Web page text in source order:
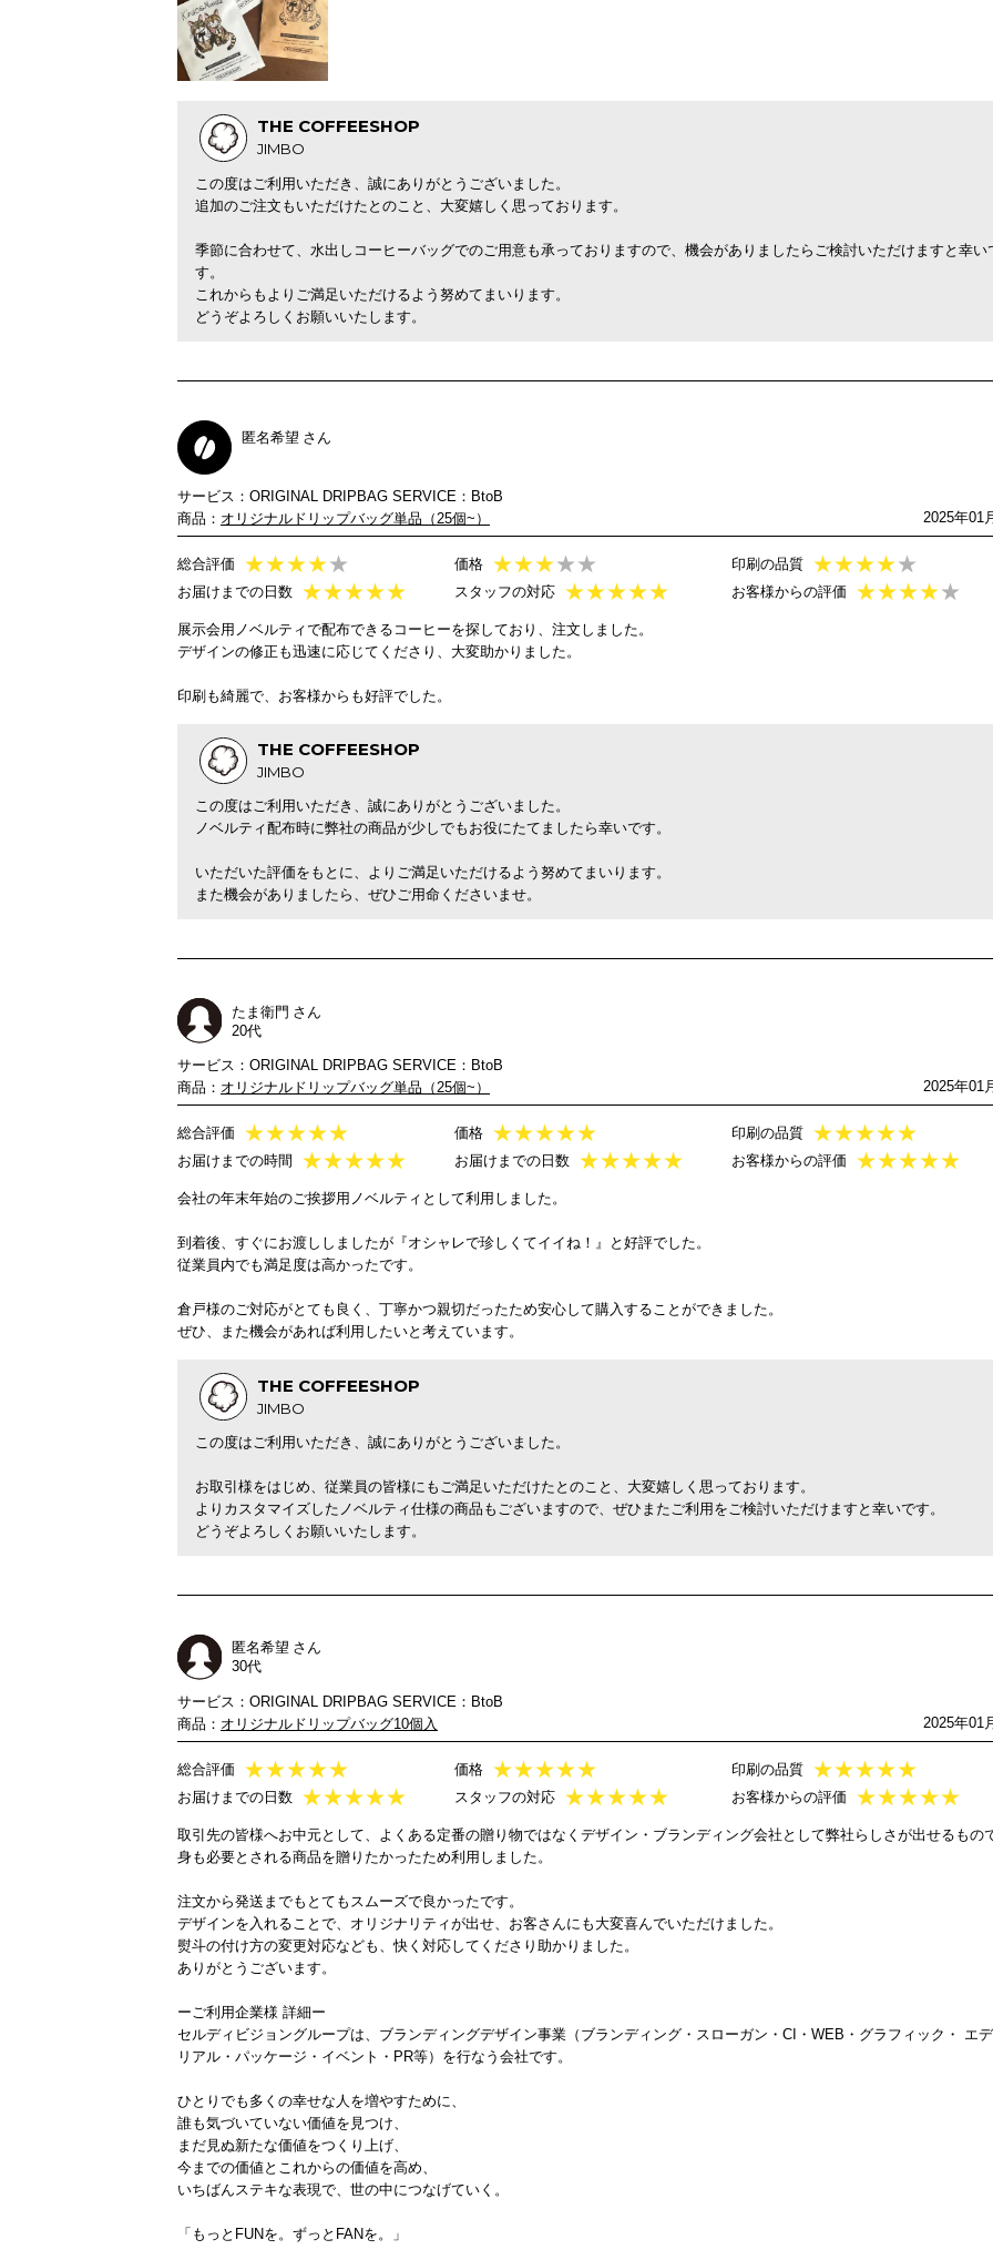
THE COFFEESHOP
JIMBO
この度はご利用いただき、誠にありがとうございました。
追加のご注文もいただけたとのこと、大変嬉しく思っております。
季節に合わせて、水出しコーヒーバッグでのご用意も承っておりますので、機会がありましたらご検討いただけますと幸い
す。
これからもよりご満足いただけるよう努めてまいります。
どうぞよろしくお願いいたします。
匿名希望 さん
サービス：ORIGINAL DRIPBAG SERVICE：BtoB
商品： オリジナルドリップバッグ単品（25個~） 2025年01
総合評価 ★★★★★ 価格 ★★★★★ 印刷の品質 ★★★★★
お届けまでの日数 ★★★★★ スタッフの対応 ★★★★★ お客様からの評価 ★★★★★
展示会用ノベルティで配布できるコーヒーを探しており、注文しました。
デザインの修正も迅速に応じてくださり、大変助かりました。
印刷も綺麗で、お客様からも好評でした。
THE COFFEESHOP
JIMBO
この度はご利用いただき、誠にありがとうございました。
ノベルティ配布時に弊社の商品が少しでもお役にたてましたら幸いです。
いただいた評価をもとに、よりご満足いただけるよう努めてまいります。
また機会がありましたら、ぜひご用命くださいませ。
たま衛門 さん
20代
サービス：ORIGINAL DRIPBAG SERVICE：BtoB
商品： オリジナルドリップバッグ単品（25個~） 2025年01
総合評価 ★★★★★ 価格 ★★★★★ 印刷の品質 ★★★★★
お届けまでの時間 ★★★★★ お届けまでの日数 ★★★★★ お客様からの評価 ★★★★★
会社の年末年始のご挨拶用ノベルティとして利用しました。
到着後、すぐにお渡ししましたが『オシャレで珍しくてイイね！』と好評でした。
従業員内でも満足度は高かったです。
倉戸様のご対応がとても良く、丁寧かつ親切だったため安心して購入することができました。
ぜひ、また機会があれば利用したいと考えています。
THE COFFEESHOP
JIMBO
この度はご利用いただき、誠にありがとうございました。
お取引様をはじめ、従業員の皆様にもご満足いただけたとのこと、大変嬉しく思っております。
よりカスタマイズしたノベルティ仕様の商品もございますので、ぜひまたご利用をご検討いただけますと幸いです。
どうぞよろしくお願いいたします。
匿名希望 さん
30代
サービス：ORIGINAL DRIPBAG SERVICE：BtoB
商品： オリジナルドリップバッグ10個入 2025年01
総合評価 ★★★★★ 価格 ★★★★★ 印刷の品質 ★★★★★
お届けまでの日数 ★★★★★ スタッフの対応 ★★★★★ お客様からの評価 ★★★★★
取引先の皆様へお中元として、よくある定番の贈り物ではなくデザイン・ブランディング会社として弊社らしさが出せるもの
身も必要とされる商品を贈りたかったため利用しました。
注文から発送までもとてもスムーズで良かったです。
デザインを入れることで、オリジナリティが出せ、お客さんにも大変喜んでいただけました。
熨斗の付け方の変更対応なども、快く対応してくださり助かりました。
ありがとうございます。
ーご利用企業様 詳細ー
セルディビジョングループは、ブランディングデザイン事業（ブランディング・スローガン・CI・WEB・グラフィック・ エ
リアル・パッケージ・イベント・PR等）を行なう会社です。
ひとりでも多くの幸せな人を増やすために、
誰も気づいていない価値を見つけ、
まだ見ぬ新たな価値をつくり上げ、
今までの価値とこれからの価値を高め、
いちばんステキな表現で、世の中につなげていく。
「もっとFUNを。ずっとFANを。」